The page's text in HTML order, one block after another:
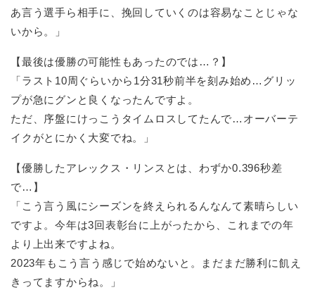
あ言う選手ら相手に、挽回していくのは容易なことじゃな
いから。」
【最後は優勝の可能性もあったのでは…？】
「ラスト10周ぐらいから1分31秒前半を刻み始め…グリッ
プが急にグンと良くなったんですよ。
ただ、序盤にけっこうタイムロスしてたんで…オーバーテ
イクがとにかく大変でね。」
【優勝したアレックス・リンスとは、わずか0.396秒差
で…】
「こう言う風にシーズンを終えられるんなんて素晴らしい
ですよ。今年は3回表彰台に上がったから、これまでの年
より上出来ですよね。
2023年もこう言う感じで始めないと。まだまだ勝利に飢え
きってますからね。」